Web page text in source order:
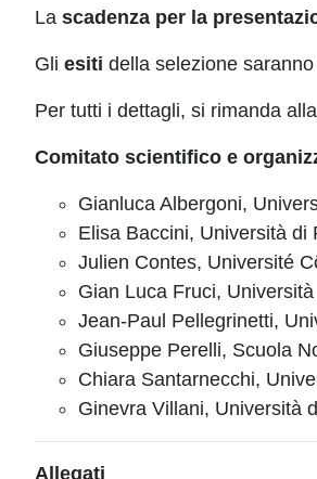
La scadenza per la
Gli esiti della selezione
Per tutti i dettagli, si rimanda
Comitato scientifico e
Gianluca Albergoni,
Elisa Baccini, Università di
Julien Contes, Université
Gian Luca Fruci,
Jean-Paul Pellegrinetti,
Giuseppe Perelli, Scuola
Chiara Santarnecchi,
Ginevra Villani, Università
Allegati